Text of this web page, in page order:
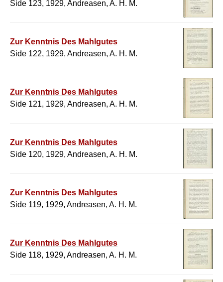
Side 123, 1929, Andreasen, A. H. M.
Zur Kenntnis Des Mahlgutes
Side 122, 1929, Andreasen, A. H. M.
Zur Kenntnis Des Mahlgutes
Side 121, 1929, Andreasen, A. H. M.
Zur Kenntnis Des Mahlgutes
Side 120, 1929, Andreasen, A. H. M.
Zur Kenntnis Des Mahlgutes
Side 119, 1929, Andreasen, A. H. M.
Zur Kenntnis Des Mahlgutes
Side 118, 1929, Andreasen, A. H. M.